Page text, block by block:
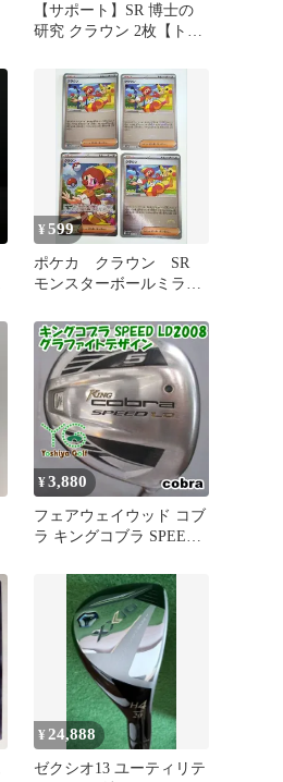
【サポート】SR 博士の
研究 クラウン 2枚【トレ
¥599
ポケカ クラウン SR
モンスターボールミラ
イトフレア
¥3,880
フェアウェイウッド コブ
ラ キングコブラ SPEED
ザイン/SR/18[141200]
¥ 24,888
ゼクシオ13 ユーティリテ